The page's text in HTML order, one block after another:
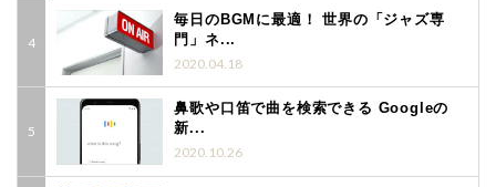
毎日のBGMに最適！ 世界の「ジャズ専
門」ネ...
2020.04.18
鼻歌や口笛で曲を検索できる Googleの
新...
2020.10.26